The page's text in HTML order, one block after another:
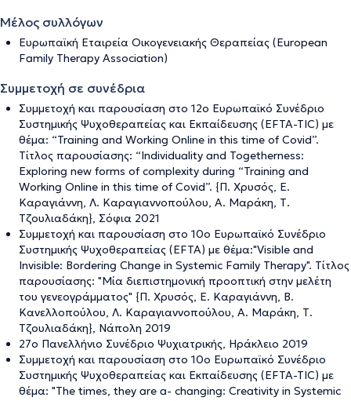
Μέλος συλλόγων
Ευρωπαϊκή Εταιρεία Οικογενειακής Θεραπείας (European
Family Therapy Association)
Συμμετοχή σε συνέδρια
Συμμετοχή και παρουσίαση στο 12ο Ευρωπαϊκό Συνέδριο
Συστημικής Ψυχοθεραπείας και Εκπαίδευσης (EFTA-TIC) με
θέμα: “Training and Working Online in this time of Covid”.
Τίτλος παρουσίασης: “Individuality and Togetherness:
Exploring new forms of complexity during “Training and
Working Online in this time of Covid”. {Π. Χρυσός, Ε.
Καραγιάννη, Λ. Καραγιαννοπούλου, Α. Μαράκη, Τ.
Τζουλιαδάκη}, Σόφια 2021
Συμμετοχή και παρουσίαση στο 10ο Ευρωπαϊκό Συνέδριο
Συστημικής Ψυχοθεραπείας (EFTA) με θέμα:"Visible and
Invisible: Bordering Change in Systemic Family Therapy". Τίτλος
παρουσίασης: "Μία διεπιστημονική προοπτική στην μελέτη
του γενεογράμματος" {Π. Χρυσός, Ε. Καραγιάννη, Β.
Κανελλοπούλου, Λ. Καραγιαννοπούλου, Α. Μαράκη, Τ.
Τζουλιαδάκη}, Νάπολη 2019
27ο Πανελλήνιο Συνέδριο Ψυχιατρικής, Ηράκλειο 2019
Συμμετοχή και παρουσίαση στο 10ο Ευρωπαϊκό Συνέδριο
Συστημικής Ψυχοθεραπείας και Εκπαίδευσης (EFTA-TIC) με
θέμα: "The times, they are a- changing: Creativity in Systemic